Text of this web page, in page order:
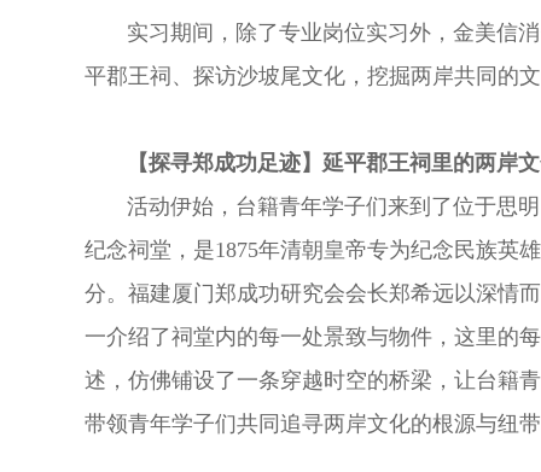
实习期间，除了专业岗位实习外，金美信
平郡王祠、探访沙坡尾文化，挖掘两岸共同的
【探寻郑成功足迹】 延平郡王祠里的两岸
活动伊始，台籍青年学子们来到了位于思
纪念祠堂，是1875年清朝皇帝专为纪念民族英
分。福建厦门郑成功研究会会长郑希远以深情
一介绍了祠堂内的每一处景致与物件，这里的
述，仿佛铺设了一条穿越时空的桥梁，让台籍
带领青年学子们共同追寻两岸文化的根源与纽